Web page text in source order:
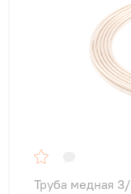
Труба медная